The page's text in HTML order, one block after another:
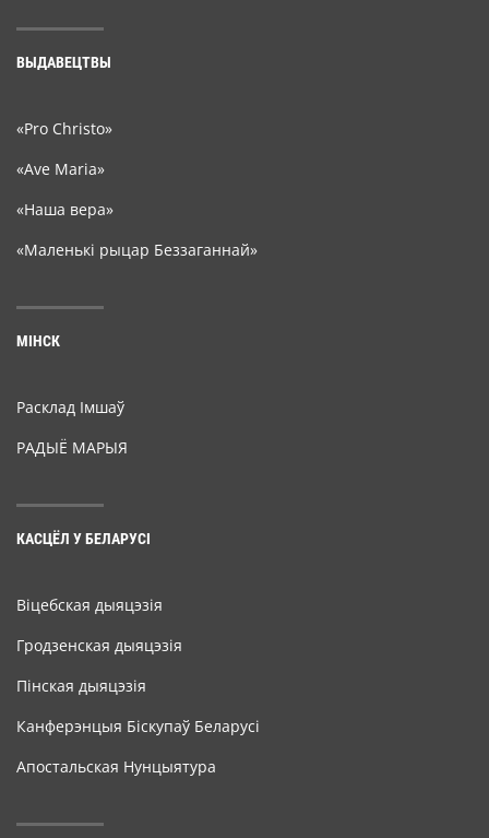
ВЫДАВЕЦТВЫ
«Pro Christo»
«Ave Maria»
«Наша вера»
«Маленькі рыцар Беззаганнай»
МІНСК
Расклад Імшаў
РАДЫЁ МАРЫЯ
КАСЦЁЛ У БЕЛАРУСІ
Віцебская дыяцэзія
Гродзенская дыяцэзія
Пінская дыяцэзія
Канферэнцыя Біскупаў Беларусі
Апостальская Нунцыятура